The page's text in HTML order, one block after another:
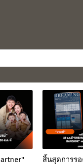
สิ้นสุดการร